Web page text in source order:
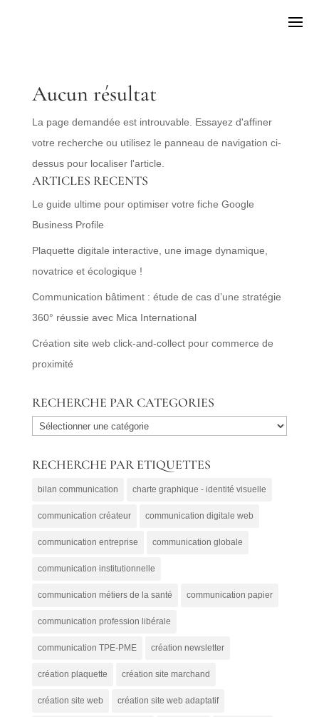
Aucun résultat
La page demandée est introuvable. Essayez d'affiner
votre recherche ou utilisez le panneau de navigation ci-
dessus pour localiser l'article.
ARTICLES RECENTS
Le guide ultime pour optimiser votre fiche Google
Business Profile
Plaquette digitale interactive, une image dynamique,
novatrice et écologique !
Communication bâtiment : étude de cas d’une stratégie
360° réussie avec Mica International
Création site web click-and-collect pour commerce de
proximité
RECHERCHE PAR CATEGORIES
RECHERCHE
CATEGORIES
RECHERCHE PAR ETIQUETTES
bilan communication charte graphique - identité visuelle
communication créateur communication digitale web
communication entreprise communication globale
communication institutionnelle
communication métiers de la santé communication papier
communication profession libérale
communication TPE-PME création newsletter
création plaquette création site marchand
création site web création site web adaptatif